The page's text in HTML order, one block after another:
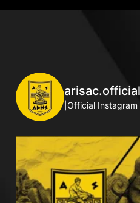
arisac.official
|Official